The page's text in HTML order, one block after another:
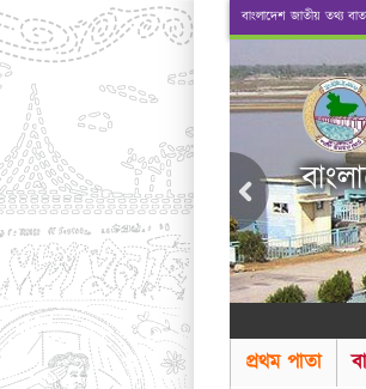
বাংলাদেশ জাতীয় তথ্য
প্রথম পাতা